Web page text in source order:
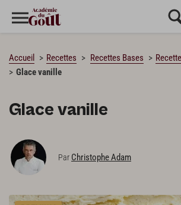
Accueil Recettes Recettes Bases
Glace vanille
Glace vanille
Par Christophe Adam
CHARGEMENT…